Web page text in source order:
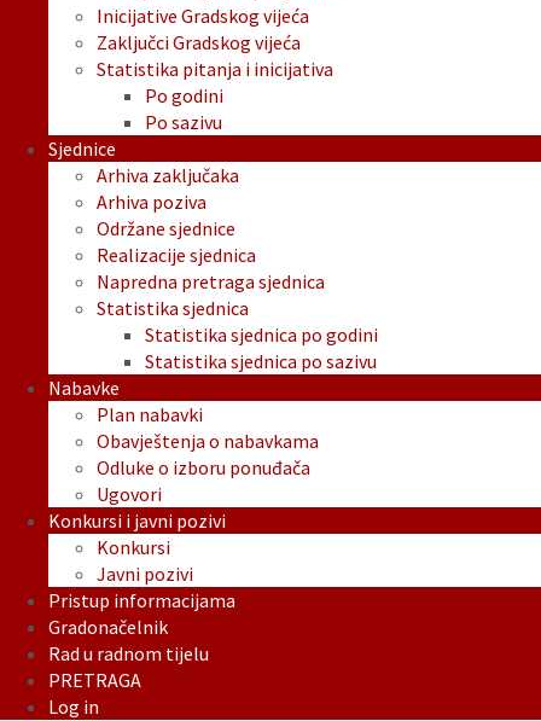
Inicijative Gradskog vijeća
Zaključci Gradskog vijeća
Statistika pitanja i inicijativa
Po godini
Po sazivu
Sjednice
Arhiva zaključaka
Arhiva poziva
Održane sjednice
Realizacije sjednica
Napredna pretraga sjednica
Statistika sjednica
Statistika sjednica po godini
Statistika sjednica po sazivu
Nabavke
Plan nabavki
Obavještenja o nabavkama
Odluke o izboru ponuđača
Ugovori
Konkursi i javni pozivi
Konkursi
Javni pozivi
Pristup informacijama
Gradonačelnik
Rad u radnom tijelu
PRETRAGA
Log in